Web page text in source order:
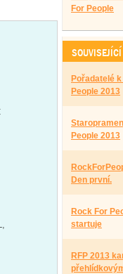
For People
Pořadatelé
People 2013
People 2013
Den první.
Rock For
startuje
RFP 2013